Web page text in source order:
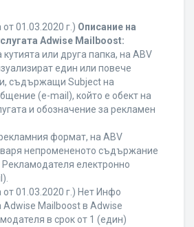
01.03.2020 г.) Описание на
Adwise Mailboost:
или друга папка, на ABV
един или повече
съдържащи Subject на
(e-mail), който е обект на
и обозначение за рекламен
формат, на ABV
непромененото съдържание
Рекламодателя електронно
от 01.03.2020 г.) Нет Инфо
Adwise Mailboost в Adwise
в срок от 1 (един)